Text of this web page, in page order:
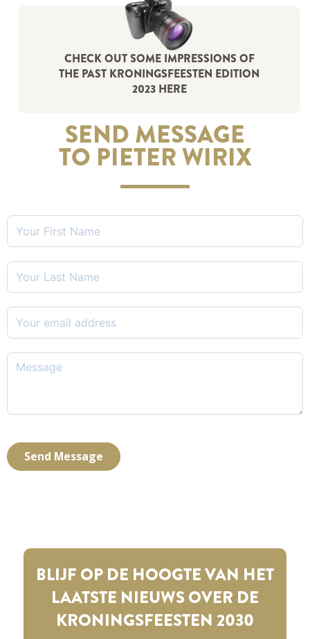
CHECK OUT SOME IMPRESSIONS OF
THE PAST KRONINGSFEESTEN EDITION
2023 HERE
SEND MESSAGE
TO PIETER WIRIX
Send Message
BLIJF OP DE HOOGTE VAN HET
LAATSTE NIEUWS OVER DE
KRONINGSFEESTEN 2030